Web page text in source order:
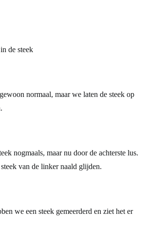
de steek
normaal, maar we laten de steek op
nogmaals, maar nu door de achterste lus.
van de linker naald glijden.
we een steek gemeerderd en ziet het er